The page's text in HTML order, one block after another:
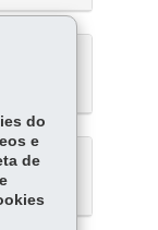
|
do
e
de